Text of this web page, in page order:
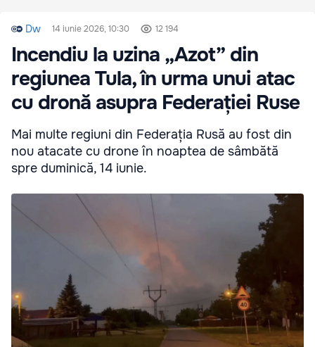
Dw 14 iunie 2026, 10:30 12 194
Incendiu la uzina „Azot” din
regiunea Tula, în urma unui atac
cu dronă asupra Federației Ruse
Mai multe regiuni din Federația Rusă au fost din
nou atacate cu drone în noaptea de sâmbătă
spre duminică, 14 iunie.